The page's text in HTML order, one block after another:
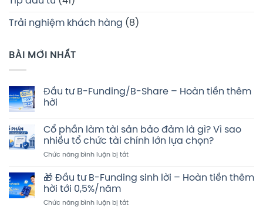
Trải nghiệm khách hàng (8)
BÀI MỚI NHẤT
Đầu tư B-Funding/B-Share – Hoàn tiền thêm
hời
bình
luận
ở
Đầu
Funding/B-
Share
–
Hoàn
tiền
Cổ phần làm tài sản bảo đảm là gì? Vì sao
nhiều tổ chức tài chính lớn lựa chọn?
Chức năng bình luận bị tắtở
phần
làm
sản
🎁 Đầu tư B-Funding sinh lời – Hoàn tiền thêm
hời tới 0,5%/năm
Chức năng bình luận bị tắtở